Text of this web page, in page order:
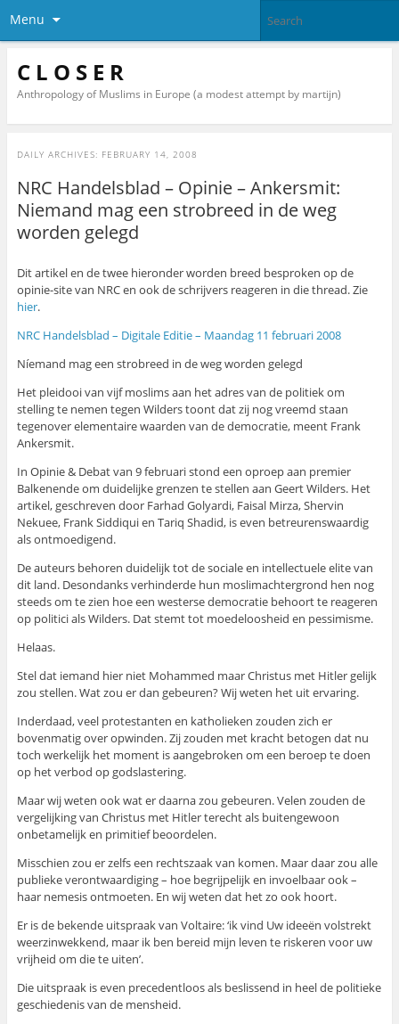
Menu
C L O S E R
Anthropology of Muslims in Europe (a modest attempt by martijn)
DAILY ARCHIVES: FEBRUARY 14, 2008
NRC Handelsblad – Opinie – Ankersmit:
Niemand mag een strobreed in de weg
worden gelegd
Dit artikel en de twee hieronder worden breed besproken op de
opinie-site van NRC en ook de schrijvers reageren in die thread. Zie
hier.
NRC Handelsblad – Digitale Editie – Maandag 11 februari 2008
Níemand mag een strobreed in de weg worden gelegd
Het pleidooi van vijf moslims aan het adres van de politiek om
stelling te nemen tegen Wilders toont dat zij nog vreemd staan
tegenover elementaire waarden van de democratie, meent Frank
Ankersmit.
In Opinie & Debat van 9 februari stond een oproep aan premier
Balkenende om duidelijke grenzen te stellen aan Geert Wilders. Het
artikel, geschreven door Farhad Golyardi, Faisal Mirza, Shervin
Nekuee, Frank Siddiqui en Tariq Shadid, is even betreurenswaardig
als ontmoedigend.
De auteurs behoren duidelijk tot de sociale en intellectuele elite van
dit land. Desondanks verhinderde hun moslimachtergrond hen nog
steeds om te zien hoe een westerse democratie behoort te reageren
op politici als Wilders. Dat stemt tot moedeloosheid en pessimisme.
Helaas.
Stel dat iemand hier niet Mohammed maar Christus met Hitler gelijk
zou stellen. Wat zou er dan gebeuren? Wij weten het uit ervaring.
Inderdaad, veel protestanten en katholieken zouden zich er
bovenmatig over opwinden. Zij zouden met kracht betogen dat nu
toch werkelijk het moment is aangebroken om een beroep te doen
op het verbod op godslastering.
Maar wij weten ook wat er daarna zou gebeuren. Velen zouden de
vergelijking van Christus met Hitler terecht als buitengewoon
onbetamelijk en primitief beoordelen.
Misschien zou er zelfs een rechtszaak van komen. Maar daar zou alle
publieke verontwaardiging – hoe begrijpelijk en invoelbaar ook –
haar nemesis ontmoeten. En wij weten dat het zo ook hoort.
Er is de bekende uitspraak van Voltaire: ‘ik vind Uw ideeën volstrekt
weerzinwekkend, maar ik ben bereid mijn leven te riskeren voor uw
vrijheid om die te uiten’.
Die uitspraak is even precedentloos als beslissend in heel de politieke
geschiedenis van de mensheid.